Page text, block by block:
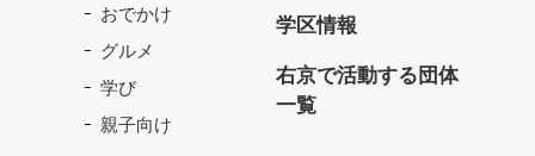
おでかけ
グルメ
学び
親子向け
学区情報
右京で活動する団体
一覧